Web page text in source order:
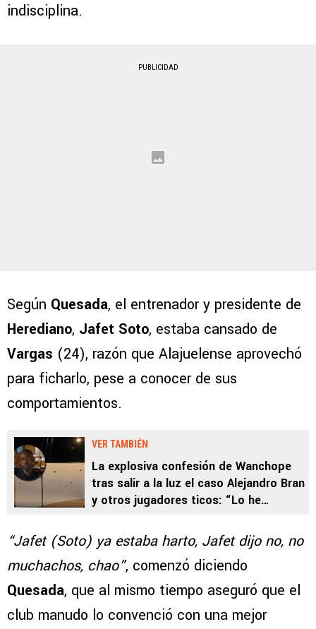
indisciplina.
PUBLICIDAD
Según Quesada, el entrenador y presidente de
Herediano, Jafet Soto, estaba cansado de
Vargas (24), razón que Alajuelense aprovechó
para ficharlo, pese a conocer de sus
comportamientos.
VER TAMBIÉN
La explosiva confesión de Wanchope
tras salir a la luz el caso Alejandro Bran
y otros jugadores ticos: “Lo he
“Jafet (Soto) ya estaba harto, Jafet dijo no, no
muchachos, chao”, comenzó diciendo
Quesada, que al mismo tiempo aseguró que el
club manudo lo convenció con una mejor